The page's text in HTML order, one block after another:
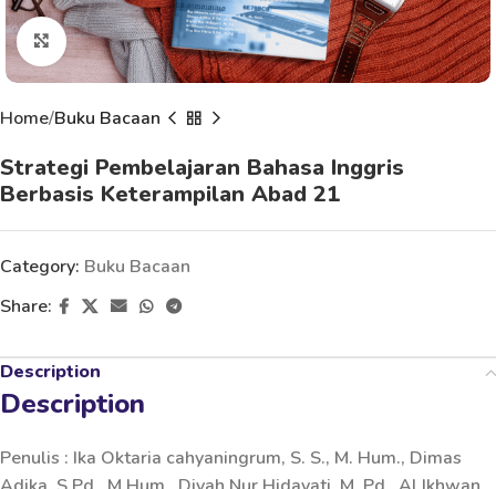
Click to enlarge
Home Buku Bacaan
Strategi Pembelajaran Bahasa Inggris
Berbasis Keterampilan Abad 21
Category: Buku Bacaan
Share:
Description
Description
Penulis : Ika Oktaria cahyaningrum, S. S., M. Hum., Dimas